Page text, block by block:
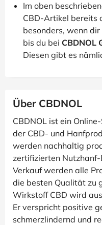
Im oben
CBD-Artikel bereits
besonders, wenn
bis du bei CBDNOL
Diesen gibt es
Über CBDNOL
CBDNOL ist ein
der CBD- und
werden nachhaltig
zertifizierten
Verkauf werden alle
die besten Qualität zu
Wirkstoff CBD wird
Er verspricht positive
schmerzlindernd und